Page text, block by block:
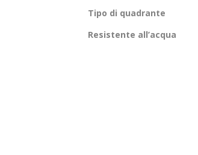
Tipo di quadrante
Resistente all’acqua